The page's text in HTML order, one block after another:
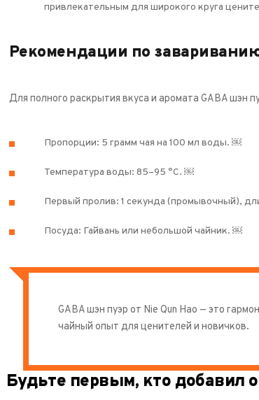
привлекательным для широкого круга
Рекомендации по
Для полного раскрытия вкуса и аромата GABA шэн
Пропорции: 5 грамм чая на 100 мл воды. ￼
Температура воды: 85–95 °C. ￼
Первый пролив: 1 секунда (промывочный),
Посуда: Гайвань или небольшой чайник. ￼
GABA шэн пуэр от Nie Qun Hao — это
чайный опыт для ценителей и новичков.
Будьте первым, кто добавил